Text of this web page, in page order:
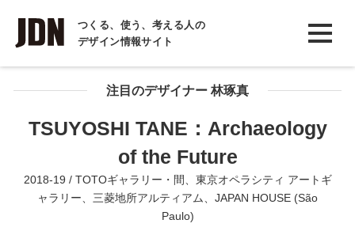
つくる、使う、考える人の
デザイン情報サイト
INTERVIEW
インタビュー
REPORT
COLUMN
コラム
注目のデザイナー 林琢真
TSUYOSHI TANE：Archaeology
of the Future
2018-19 / TOTOギャラリー・間、東京オペラシティ アートギ
ャラリー、三菱地所アルティアム、JAPAN HOUSE (São
Paulo)